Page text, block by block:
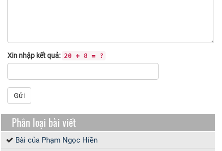
Xin nhập kết quả: 20 + 8 = ?
Gửi
Phân loại bài viết
Bài của Phạm Ngọc Hiền